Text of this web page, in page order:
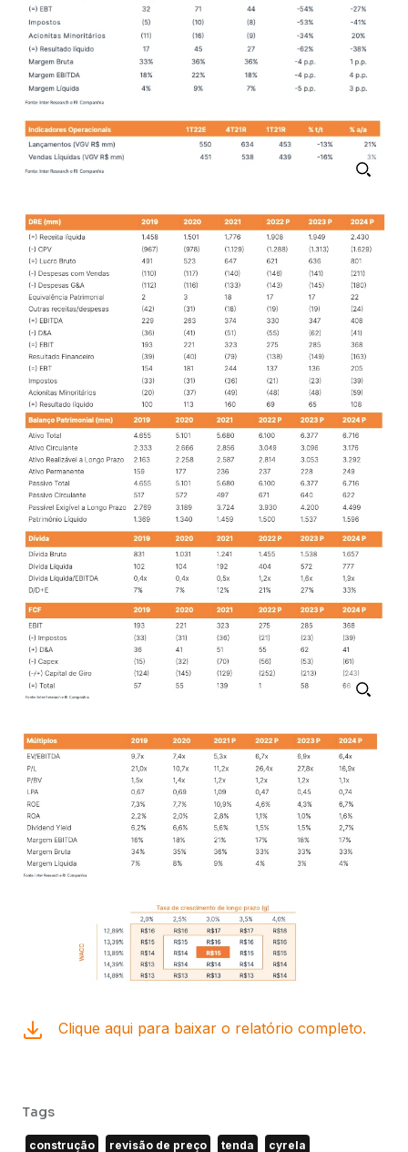
Clique aqui para baixar o relatório completo.
Tags
construção revisão de preço tenda cyrela